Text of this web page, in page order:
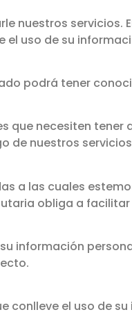
nuestros servicios.
el uso de su
podrá tener
que necesiten
de nuestros
a las cuales
obliga a
información
conlleve el uso de